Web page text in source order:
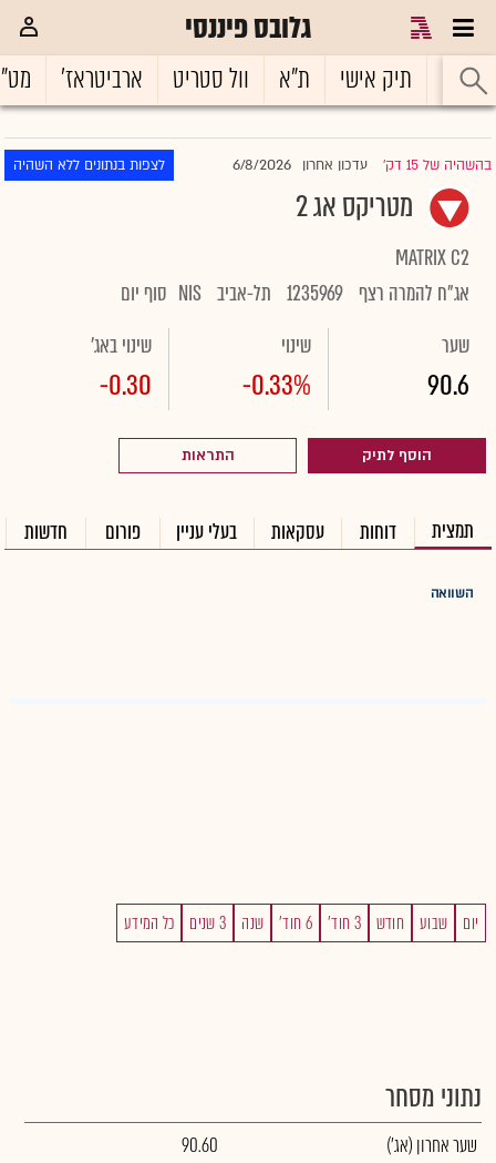
גלובס פיננסי
ראשי תיק אישי ת"א וול סטריט ארביטראז'
בהשהיה של 15 דק' |עדכון אחרון 6/8/2026 לצפות בנתונים ללא השהיה
מטריקס אג 2
MATRIX C2
אג"ח להמרה רצף 1235969 תל-אביב NIS סוף יום
שער
90.6
שינוי
-0.33%
שינוי באג'
-0.30
הוסף לתיק התראות
תמצית דוחות עסקאות בעלי עניין פורום חדשות
השוואה
יום שבוע חודש 3 חוד' 6 חוד' שנה 3 שנים כל המידע
נתוני מסחר
שער אחרון (אג')
90.60